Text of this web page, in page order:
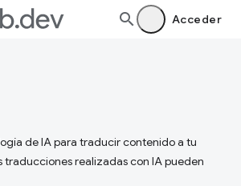
Acceder
de IA para traducir contenido a tu
realizadas con IA pueden